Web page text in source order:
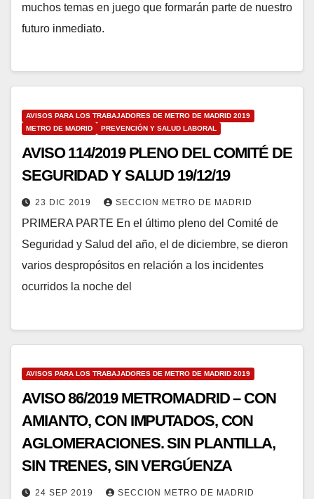
muchos temas en juego que formarán parte de nuestro
futuro inmediato.
AVISOS PARA LOS TRABAJADORES DE METRO DE MADRID 2019
METRO DE MADRID
PREVENCIÓN Y SALUD LABORAL
AVISO 114/2019 PLENO DEL COMITÉ DE
SEGURIDAD Y SALUD 19/12/19
23 DIC 2019 SECCION METRO DE MADRID
PRIMERA PARTE En el último pleno del Comité de
Seguridad y Salud del año, el de diciembre, se dieron
varios despropósitos en relación a los incidentes
ocurridos la noche del
AVISOS PARA LOS TRABAJADORES DE METRO DE MADRID 2019
AVISO 86/2019 METROMADRID – CON
AMIANTO, CON IMPUTADOS, CON
AGLOMERACIONES. SIN PLANTILLA,
SIN TRENES, SIN VERGÚENZA
24 SEP 2019 SECCION METRO DE MADRID